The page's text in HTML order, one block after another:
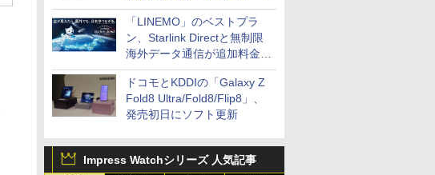
「LINEMO」のベストプラ
ン、Starlink Directと無制限
海外データ通信が追加料金な
しに
ドコモとKDDIの「Galaxy Z
Fold8 Ultra/Fold8/Flip8」、
発売初日にソフト更新
Impress Watchシリーズ 人気記事